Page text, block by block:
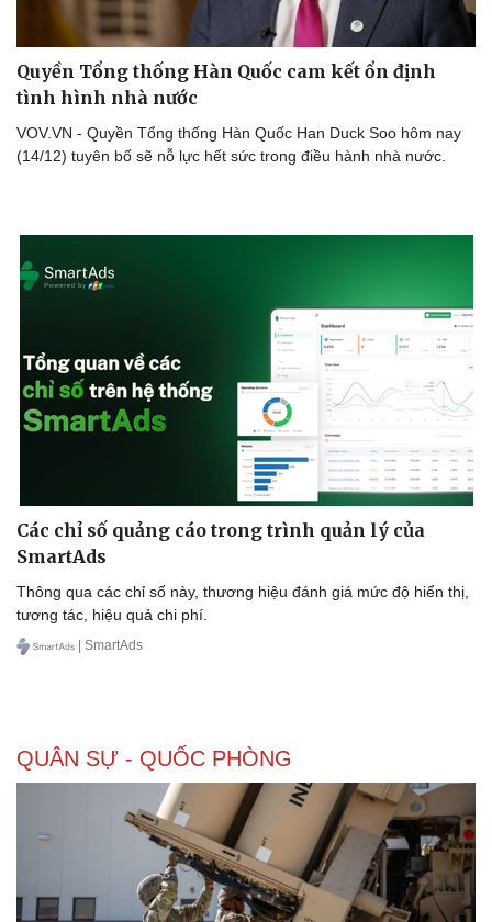
Doanh nghiệp
Thông tin doanh nghiệp
Doanh nghiệp 24h
Sành điệu
Tin Công nghệ
Quyền Tổng thống Hàn Quốc cam kết ổn định
tình hình nhà nước
VOV.VN - Quyền Tổng thống Hàn Quốc Han Duck Soo hôm nay
(14/12) tuyên bố sẽ nỗ lực hết sức trong điều hành nhà nước.
Các chỉ số quảng cáo trong trình quản lý của
SmartAds
Thông qua các chỉ số này, thương hiệu đánh giá mức độ hiển thị,
tương tác, hiệu quả chi phí.
| SmartAds
QUÂN SỰ - QUỐC PHÒNG